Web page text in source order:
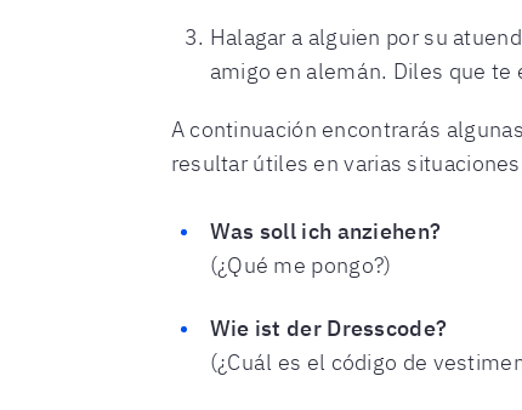
Halagar a alguien por su
amigo en alemán. Diles que te
A continuación encontrarás
resultar útiles en varias
Was soll ich anziehen?
(¿Qué me pongo?)
Wie ist der Dresscode?
(¿Cuál es el código de